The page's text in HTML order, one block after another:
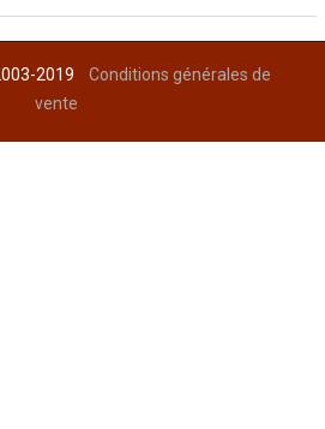
2019Conditions générales de
vente